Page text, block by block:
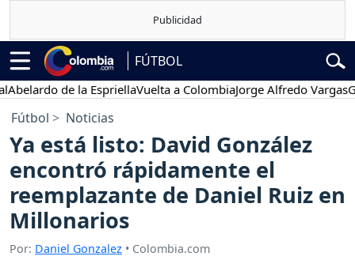
FÚTBOL
de la EspriellaVuelta a ColombiaJorge Alfredo Vargas
Fútbol Noticias
Ya está listo: David González
encontró rápidamente el
reemplazante de Daniel Ruiz en
Millonarios
Por: Daniel Gonzalez • Colombia.com